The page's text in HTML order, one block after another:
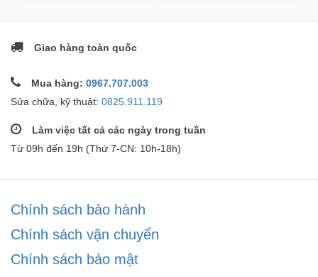
Giao hàng toàn quốc
Mua hàng: 0967.707.003
Sửa chữa, kỹ thuật: 0825.911.119
Làm việc tất cả các ngày trong tuần
Từ 09h đến 19h (Thứ 7-CN: 10h-18h)
Chính sách bảo hành
Chính sách vận chuyển
Chính sách bảo mật